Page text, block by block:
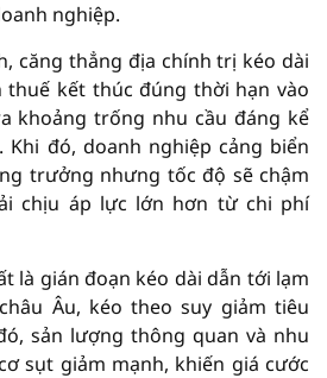
nghiệp.
căng thẳng địa chính trị kéo dài
kết thúc đúng thời hạn vào
khoảng trống nhu cầu đáng kể
đó, doanh nghiệp cảng biển
trưởng nhưng tốc độ sẽ chậm
chịu áp lực lớn hơn từ chi phí
là gián đoạn kéo dài dẫn tới lạm
Âu, kéo theo suy giảm tiêu
sản lượng thông quan và nhu
sụt giảm mạnh, khiến giá cước